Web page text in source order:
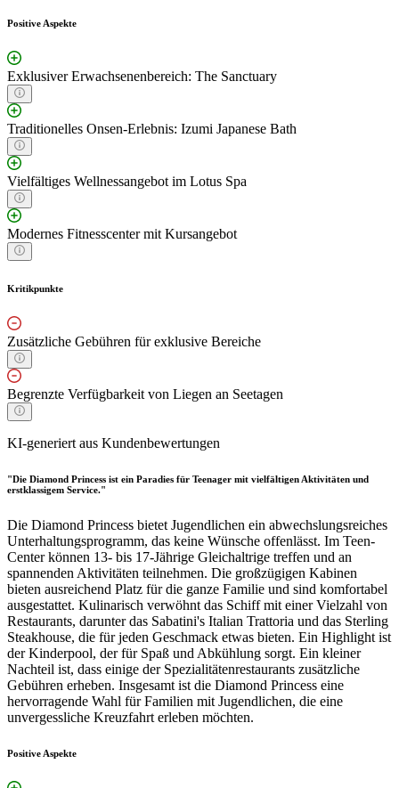
Positive Aspekte
Exklusiver Erwachsenenbereich: The Sanctuary
Traditionelles Onsen-Erlebnis: Izumi Japanese Bath
Vielfältiges Wellnessangebot im Lotus Spa
Modernes Fitnesscenter mit Kursangebot
Kritikpunkte
Zusätzliche Gebühren für exklusive Bereiche
Begrenzte Verfügbarkeit von Liegen an Seetagen
KI-generiert aus Kundenbewertungen
"Die Diamond Princess ist ein Paradies für Teenager mit vielfältigen Aktivitäten und
erstklassigem Service."
Die Diamond Princess bietet Jugendlichen ein abwechslungsreiches
Unterhaltungsprogramm, das keine Wünsche offenlässt. Im Teen-
Center können 13- bis 17-Jährige Gleichaltrige treffen und an
spannenden Aktivitäten teilnehmen. Die großzügigen Kabinen
bieten ausreichend Platz für die ganze Familie und sind komfortabel
ausgestattet. Kulinarisch verwöhnt das Schiff mit einer Vielzahl von
Restaurants, darunter das Sabatini's Italian Trattoria und das Sterling
Steakhouse, die für jeden Geschmack etwas bieten. Ein Highlight ist
der Kinderpool, der für Spaß und Abkühlung sorgt. Ein kleiner
Nachteil ist, dass einige der Spezialitätenrestaurants zusätzliche
Gebühren erheben. Insgesamt ist die Diamond Princess eine
hervorragende Wahl für Familien mit Jugendlichen, die eine
unvergessliche Kreuzfahrt erleben möchten.
Positive Aspekte